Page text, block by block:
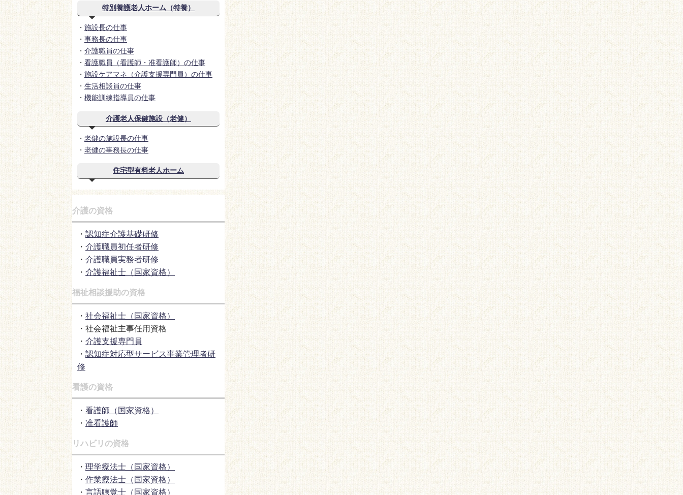
特別養護老人ホーム（特養）
・ 施設長の仕事
・ 事務長の仕事
・ 介護職員の仕事
・ 看護職員（看護師・准看護師）の仕事
・ 施設ケアマネ（介護支援専門員）の仕事
・ 生活相談員の仕事
・ 機能訓練指導員の仕事
介護老人保健施設（老健）
・ 老健の施設長の仕事
・ 老健の事務長の仕事
住宅型有料老人ホーム
介護の資格
・ 認知症介護基礎研修
・ 介護職員初任者研修
・ 介護職員実務者研修
・ 介護福祉士（国家資格）
福祉相談援助の資格
・ 社会福祉士（国家資格）
・社会福祉主事任用資格
・ 介護支援専門員
・ 認知症対応型サービス事業管理者研
修
看護の資格
・ 看護師（国家資格）
・ 准看護師
リハビリの資格
・ 理学療法士（国家資格）
・ 作業療法士（国家資格）
・ 言語聴覚士（国家資格）